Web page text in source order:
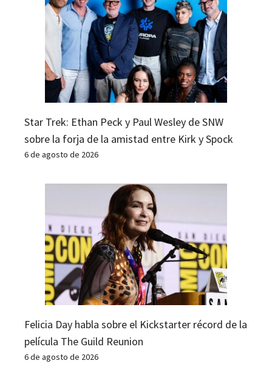
Star Trek: Ethan Peck y Paul Wesley de SNW
sobre la forja de la amistad entre Kirk y Spock
6 de agosto de 2026
Felicia Day habla sobre el Kickstarter récord de la
película The Guild Reunion
6 de agosto de 2026